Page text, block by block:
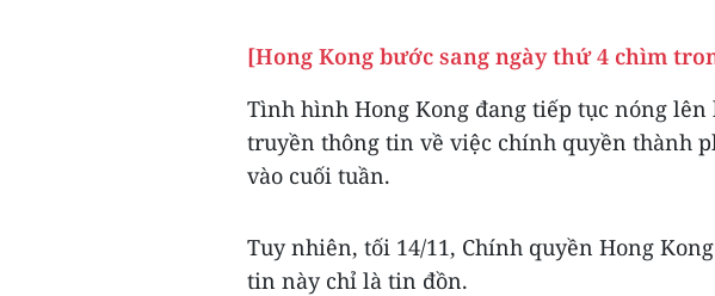
[Hong Kong bước sang ngày thứ 4 chìm
Tình hình Hong Kong đang tiếp tục nóng
truyền thông tin về việc chính quyền thành
vào cuối tuần.
Tuy nhiên, tối 14/11, Chính quyền Hong
tin này chỉ là tin đồn.